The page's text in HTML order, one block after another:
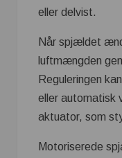
eller delvist.
Når spjældet
luftmængden
Reguleringen
eller automatisk
aktuator, som
Motoriserede